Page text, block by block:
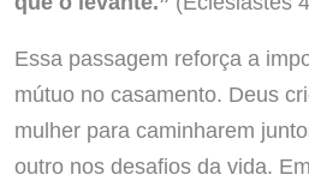
Essa passagem reforça a
mútuo no casamento. Deus
mulher para caminharem
outro nos desafios da vida.